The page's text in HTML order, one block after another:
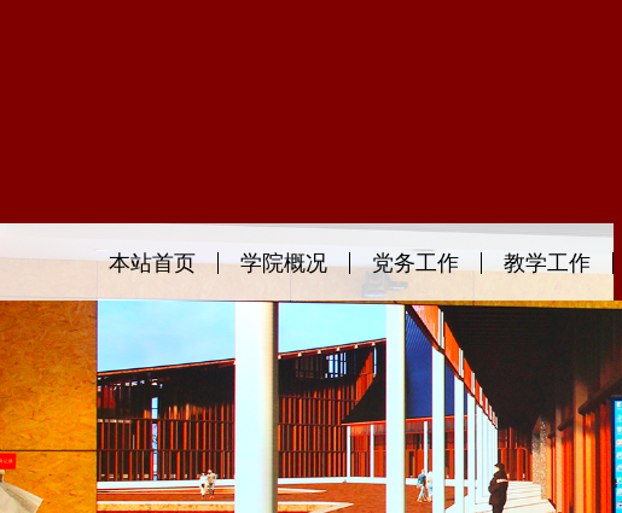
本站首页 学院概况 党务工作 教学工作